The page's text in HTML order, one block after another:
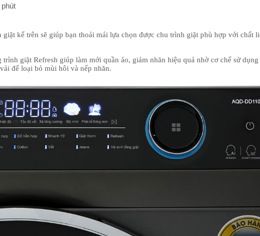
kể trên sẽ giúp bạn thoải mái lựa chọn được chu trình giặt phù hợp với chất
giặt Refresh giúp làm mới quần áo, giảm nhăn hiệu quả nhờ cơ chế sử
để loại bỏ mùi hôi và nếp nhăn.